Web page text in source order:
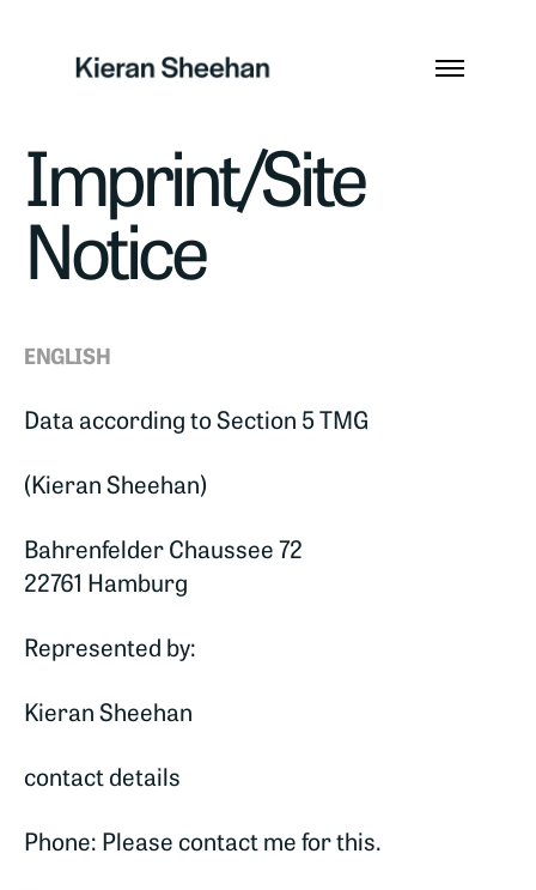
Imprint/Site
Notice
ENGLISH
Data according to Section 5 TMG
(Kieran Sheehan)
Bahrenfelder Chaussee 72
22761 Hamburg
Represented by:
Kieran Sheehan
contact details
Phone: Please contact me for this.